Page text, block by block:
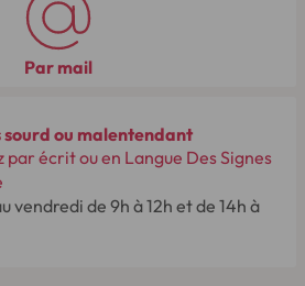
Par mail
sourd ou malentendant
par écrit ou en Langue Des Signes
vendredi de 9h à 12h et de 14h à